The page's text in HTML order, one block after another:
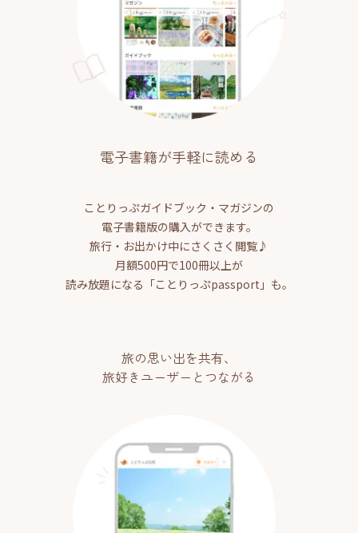
電子書籍が手軽に読める
ことりっぷガイドブック・マガジンの
電子書籍版の購入ができます。
旅行・お出かけ中にさくさく閲覧♪
月額500円で100冊以上が
読み放題になる「ことりっぷpassport」も。
旅の思い出を共有、
旅好きユーザーとつながる